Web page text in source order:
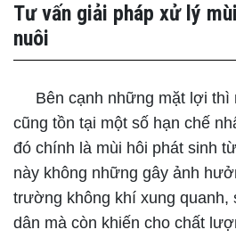
Tư vấn giải pháp xử lý
nuôi
Bên cạnh những mặt lợi thì
cũng tồn tại một số hạn chế
đó chính là mùi hôi phát sinh
này không những gây ảnh
trường không khí xung quanh,
dân mà còn khiến cho chất